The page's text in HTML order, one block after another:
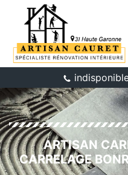
ARTISAN
CARRELAGE